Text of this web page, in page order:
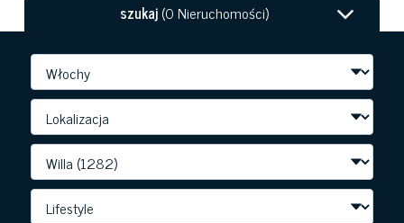
szukaj(0 Nieruchomości)